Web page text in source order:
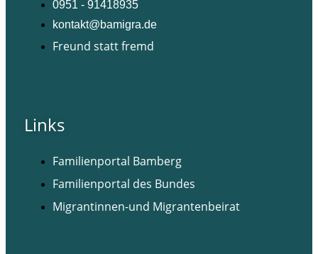
0951 - 91418935
kontakt@bamigra.de
Freund statt fremd
Links
Familienportal Bamberg
Familienportal des Bundes
Migrantinnen-und Migrantenbeirat